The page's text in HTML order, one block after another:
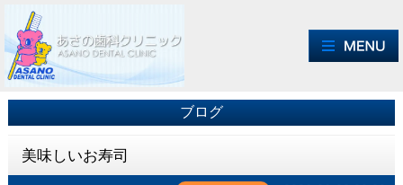
ブログ
美味しいお寿司